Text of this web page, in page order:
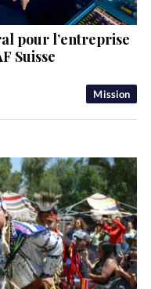
Mission
pour l’entreprise
Suisse